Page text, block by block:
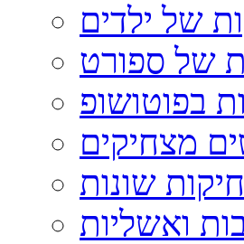
של ילדים
של ספורט
בפוטושופ
מצחיקים
שונות
ואשליות